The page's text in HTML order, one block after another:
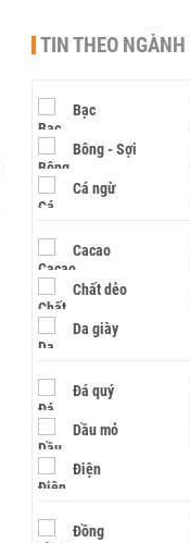
TIN THEO
Bạc
Bông - Sợi
Cá ngừ
Cacao
Chất dẻo
Da giày
Đá quý
Dầu mỏ
Điện
Đồng